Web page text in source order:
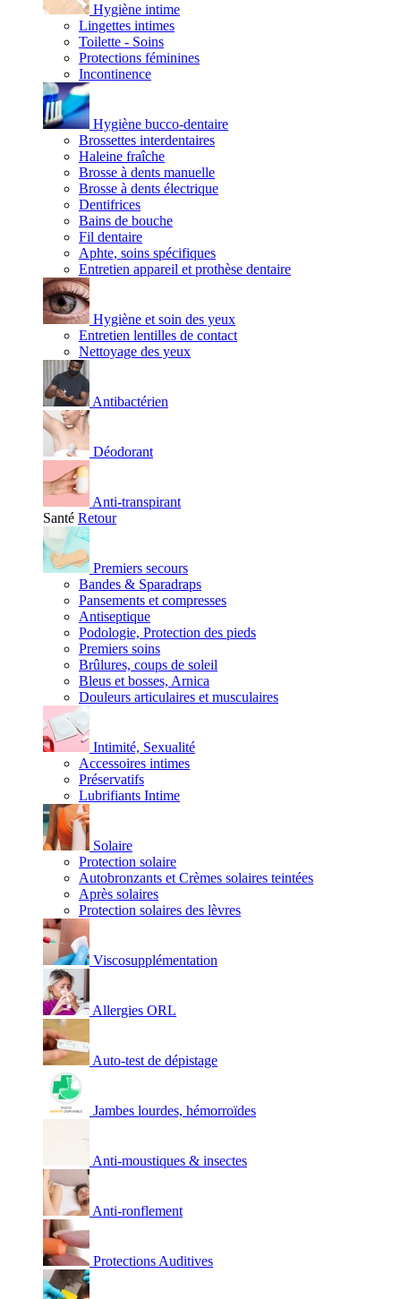
Hygiène intime
Lingettes intimes
Toilette - Soins
Protections féminines
Incontinence
Hygiène bucco-dentaire
Brossettes interdentaires
Haleine fraîche
Brosse à dents manuelle
Brosse à dents électrique
Dentifrices
Bains de bouche
Fil dentaire
Aphte, soins spécifiques
Entretien appareil et prothèse dentaire
Hygiène et soin des yeux
Entretien lentilles de contact
Nettoyage des yeux
Antibactérien
Déodorant
Anti-transpirant
Santé Retour
Premiers secours
Bandes & Sparadraps
Pansements et compresses
Antiseptique
Podologie, Protection des pieds
Premiers soins
Brûlures, coups de soleil
Bleus et bosses, Arnica
Douleurs articulaires et musculaires
Intimité, Sexualité
Accessoires intimes
Préservatifs
Lubrifiants Intime
Solaire
Protection solaire
Autobronzants et Crèmes solaires teintées
Après solaires
Protection solaires des lèvres
Viscosupplémentation
Allergies ORL
Auto-test de dépistage
Jambes lourdes, hémorroïdes
Anti-moustiques & insectes
Anti-ronflement
Protections Auditives